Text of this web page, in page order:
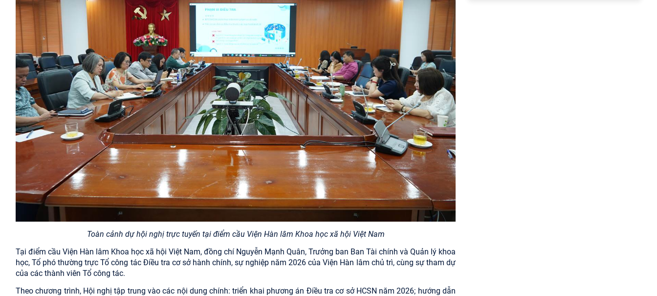
Toàn cảnh dự hội nghị trực tuyến tại điểm cầu Viện Hàn lâm Khoa học xã hội Việt Nam
Tại điểm cầu Viện Hàn lâm Khoa học xã hội Việt Nam, đồng chí Nguyễn Mạnh Quân, Trưởng ban Ban Tài chính và Quản lý khoa
học, Tổ phó thường trực Tổ công tác Điều tra cơ sở hành chính, sự nghiệp năm 2026 của Viện Hàn lâm chủ trì, cùng sự tham dự
của các thành viên Tổ công tác.
Theo chương trình, Hội nghị tập trung vào các nội dung chính: triển khai phương án Điều tra cơ sở HCSN năm 2026; hướng dẫn